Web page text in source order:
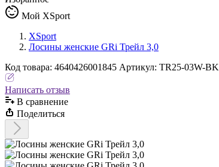
Мой XSport
XSport
Лосины женские GRi Трейл 3,0
Код товара: 4640426001845 Артикул: TR25-03W-BK
Написать отзыв
В сравнениe
Поделиться